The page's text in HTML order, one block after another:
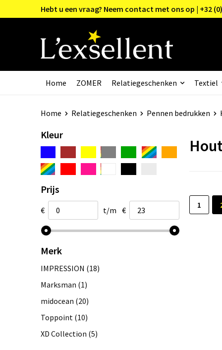
Hebt u een vraag? Neem contact met ons op | +32
Home ZOMER Relatiegeschenken Textiel
Home Relatiegeschenken Pennen bedrukken
Kleur
Prijs
€ t/m €
Merk
IMPRESSION (18)
Marksman (1)
midocean (20)
Toppoint (10)
XD Collection (5)
1